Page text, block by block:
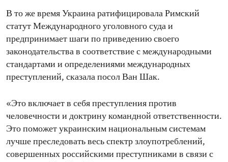
В то же время Украина ратифицировала Римский
статут Международного уголовного суда и
предпринимает шаги по приведению своего
законодательства в соответствие с международными
стандартами и определениями международных
преступлений, сказала посол Ван Шак.
«Это включает в себя преступления против
человечности и доктрину командной ответственности.
Это поможет украинским национальным системам
лучше преследовать весь спектр злоупотреблений,
совершенных российскими преступниками в связи с